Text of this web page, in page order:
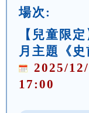
場次:
【兒童限
月主題《史
2025/
17:00